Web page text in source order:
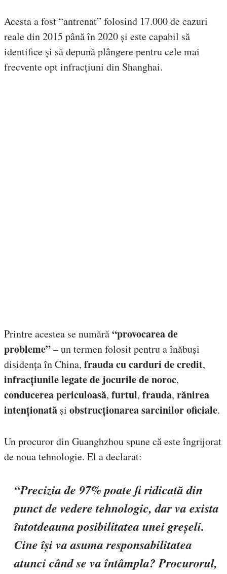
Acesta a fost “antrenat” folosind 17.000 de cazuri
reale din 2015 până în 2020 și este capabil să
identifice și să depună plângere pentru cele mai
frecvente opt infracțiuni din Shanghai.
Printre acestea se numără“provocarea de
probleme”– un termen folosit pentru a înăbuși
disidența în China, frauda cu carduri de credit,
infracțiunile legate de jocurile de noroc,
conducerea periculoasă, furtul, frauda, rănirea
intenționată și obstrucționarea sarcinilor oficiale.
Un procuror din Guanghzhou spune că este îngrijorat
de noua tehnologie. El a declarat:
“Precizia de 97% poate fi ridicată din
punct de vedere tehnologic, dar va exista
întotdeauna posibilitatea unei greșeli.
Cine își va asuma responsabilitatea
atunci când se va întâmpla? Procurorul,